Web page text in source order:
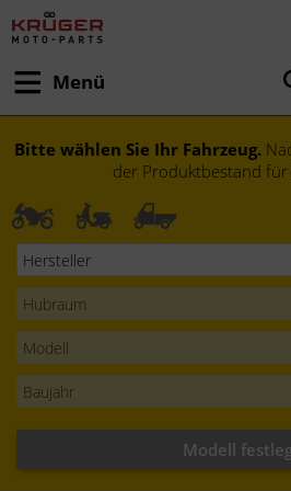
Menü
Bitte wählen Sie Ihr Fahrzeug.
der Produktbestand für
Modell